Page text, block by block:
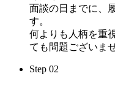
面談の日までに、
す。
何よりも人柄を重
ても問題ございま
Step 02